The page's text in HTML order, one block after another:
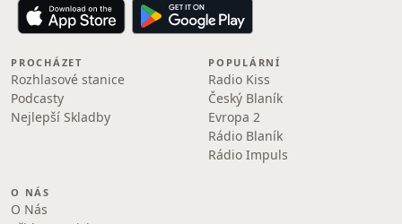
PROCHÁZET
Rozhlasové stanice
Podcasty
Nejlepší Skladby
POPULÁRNÍ
Radio Kiss
Český Blaník
Evropa 2
Rádio Blaník
Rádio Impuls
O NÁS
O Nás